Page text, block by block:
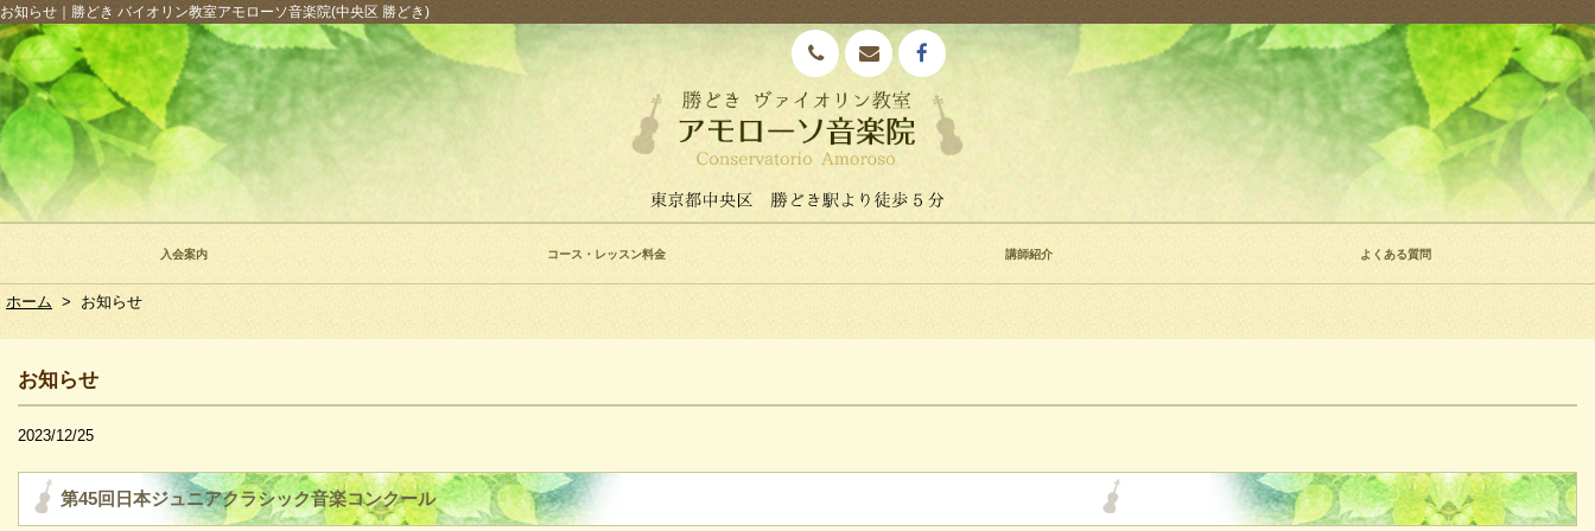
お知らせ｜勝どき バイオリン教室アモローソ音楽院(中央区 勝どき)
入会案内 コース・レッスン料金 講師紹介 よくある質問
ホーム > お知らせ
お知らせ
2023/12/25
第45回日本ジュニアクラシック音楽コンクール